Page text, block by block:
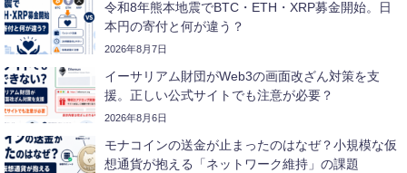
令和8年熊本地震でBTC・ETH・XRP募金開始。日
本円の寄付と何が違う？
2026年8月7日
イーサリアム財団がWeb3の画面改ざん対策を支
援。正しい公式サイトでも注意が必要？
2026年8月6日
モナコインの送金が止まったのはなぜ？小規模な仮
想通貨が抱える「ネットワーク維持」の課題